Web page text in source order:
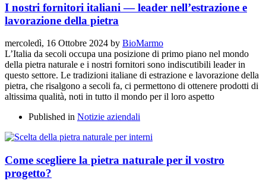
I nostri fornitori italiani — leader nell’estrazione e
lavorazione della pietra
mercoledì, 16 Ottobre 2024 by BioMarmo
L’Italia da secoli occupa una posizione di primo piano nel mondo
della pietra naturale e i nostri fornitori sono indiscutibili leader in
questo settore. Le tradizioni italiane di estrazione e lavorazione della
pietra, che risalgono a secoli fa, ci permettono di ottenere prodotti di
altissima qualità, noti in tutto il mondo per il loro aspetto
Published in Notizie aziendali
Come scegliere la pietra naturale per il vostro
progetto?